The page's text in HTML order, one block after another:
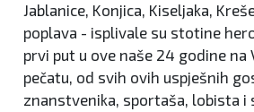
Jablanice, Konjica, Kiseljaka,
poplava - isplivale su stotine
prvi put u ove naše 24 godine na
pečatu, od svih ovih uspješnih
znanstvenika, sportaša, lobista i